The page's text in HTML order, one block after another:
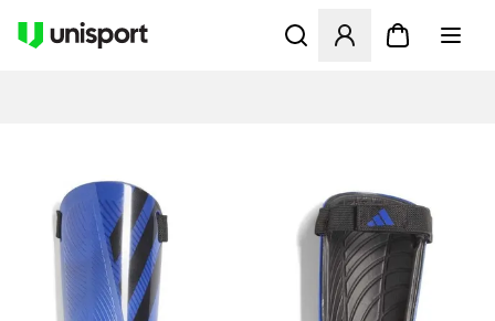
Åbner en Modal til at